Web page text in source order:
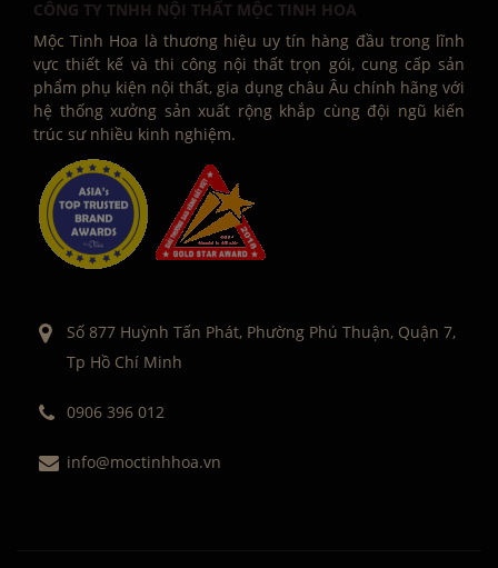
CÔNG TY TNHH NỘI THẤT MỘC TINH HOA
Mộc Tinh Hoa là thương hiệu uy tín hàng đầu trong lĩnh
vực thiết kế và thi công nội thất trọn gói, cung cấp sản
phẩm phụ kiện nội thất, gia dụng châu Âu chính hãng với
hệ thống xưởng sản xuất rộng khắp cùng đội ngũ kiến
trúc sư nhiều kinh nghiệm.
Số 877 Huỳnh Tấn Phát, Phường Phú Thuận, Quận 7,
Tp Hồ Chí Minh
0906 396 012
info@moctinhhoa.vn